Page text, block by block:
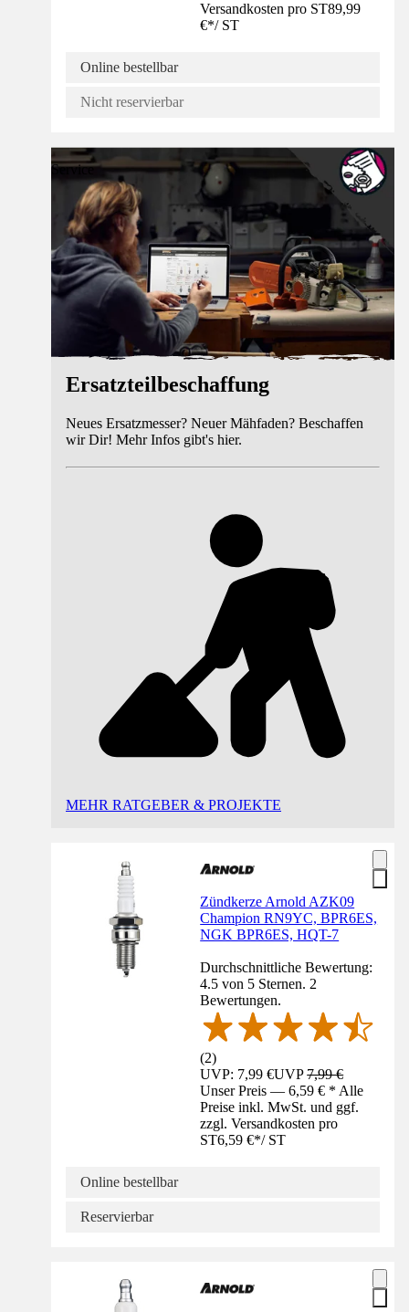
Versandkosten pro ST89,99
€*/ ST
Online bestellbar
Nicht reservierbar
Service
Ersatzteilbeschaffung
Neues Ersatzmesser? Neuer Mähfaden? Beschaffen
wir Dir! Mehr Infos gibt's hier.
MEHR RATGEBER & PROJEKTE
Zündkerze Arnold AZK09
Champion RN9YC, BPR6ES,
NGK BPR6ES, HQT-7
Durchschnittliche Bewertung:
4.5 von 5 Sternen. 2
Bewertungen.
(2)
UVP: 7,99 €UVP7,99 €
Unser Preis — 6,59 € * Alle
Preise inkl. MwSt. und ggf.
zzgl. Versandkosten pro
ST6,59 €*/ ST
Online bestellbar
Reservierbar